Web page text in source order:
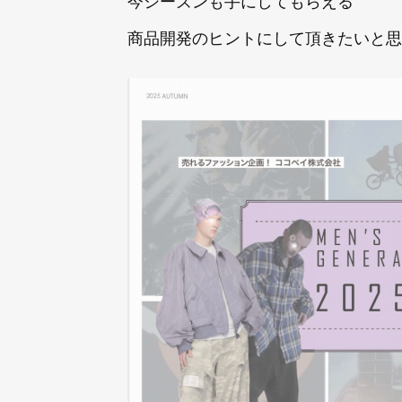
商品開発のヒントにして頂きたいと